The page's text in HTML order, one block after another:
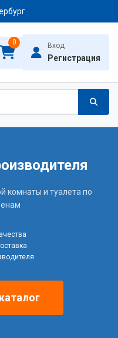
0 Вход
Регистрация
комнаты и туалета по